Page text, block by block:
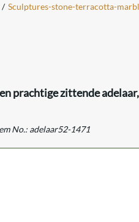
/ Sculptures-stone-terracotta-
prachtige zittende
No.: adelaar52-1471